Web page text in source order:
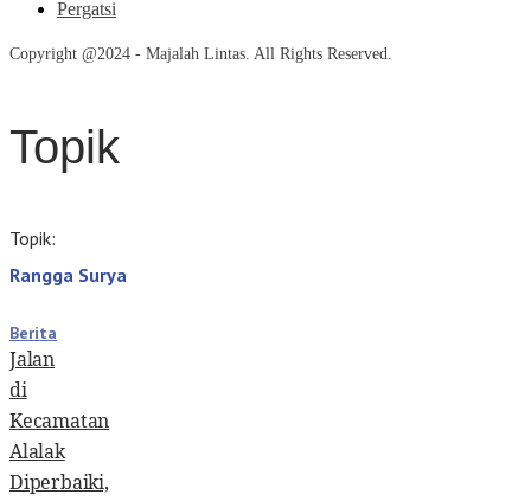
Pergatsi
Copyright @2024 - Majalah Lintas. All Rights Reserved.
Topik
Topik:
Rangga Surya
Berita
Jalan
di
Kecamatan
Alalak
Diperbaiki,